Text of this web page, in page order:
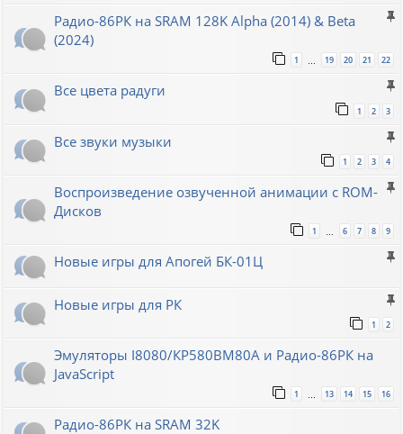
Радио-86РК на SRAM 128K Alpha (2014) & Beta
(2024)
1 … 19 20 21 22
Все цвета радуги
1 2 3
Все звуки музыки
1 2 3 4
Воспроизведение озвученной анимации с ROM-
Дисков
1 6 7 8 9
Новые игры для Апогей БК-01Ц
Новые игры для РК
1 2
Эмуляторы I8080/КР580ВМ80A и Радио-86РК на
JavaScript
1 13 14 15 16
Радио-86РК на SRAM 32K